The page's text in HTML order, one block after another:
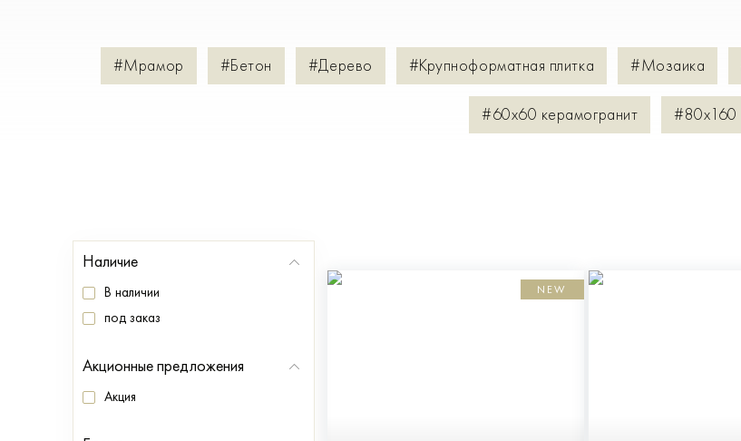
#Мрамор #Бетон #Дерево #Крупноформатная плитка #Мозаика
#60х60 керамогранит #80х160
Наличие
В наличии
под заказ
Акционные предложения
Акция
NEW